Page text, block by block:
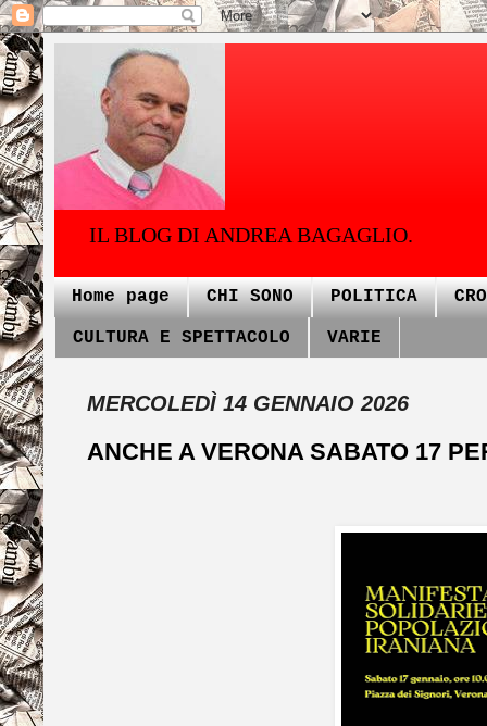
IL BLOG DI ANDREA BAGAGLIO.
Home page CHI SONO POLITICA
CULTURA E SPETTACOLO VARIE
MERCOLEDÌ 14 GENNAIO 2026
ANCHE A VERONA SABATO 17